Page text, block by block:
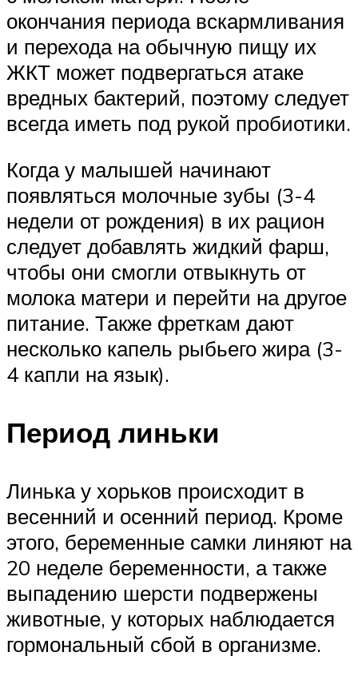
окончания периода вскармливания
и перехода на обычную пищу их
ЖКТ может подвергаться атаке
вредных бактерий, поэтому следует
всегда иметь под рукой пробиотики.
Когда у малышей начинают
появляться молочные зубы (3-4
недели от рождения) в их рацион
следует добавлять жидкий фарш,
чтобы они смогли отвыкнуть от
молока матери и перейти на другое
питание. Также фреткам дают
несколько капель рыбьего жира (3-
4 капли на язык).
Период линьки
Линька у хорьков происходит в
весенний и осенний период. Кроме
этого, беременные самки линяют на
20 неделе беременности, а также
выпадению шерсти подвержены
животные, у которых наблюдается
гормональный сбой в организме.